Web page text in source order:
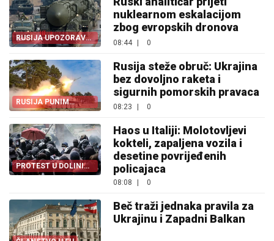
RUSIJA UPOZORAVA
EVROPU
nuklearnom eskalacijom
zbog evropskih dronova
08:44 | 0
RUSIJA PUNIM
KAPACITETOM
Rusija steže obruč: Ukrajina
bez dovoljno raketa i
sigurnih pomorskih pravaca
08:23 0
PROTEST U DOLINI
SUZE
Haos u Italiji: Molotovljevi
kokteli, zapaljena vozila i
desetine povrijeđenih
policajaca
08:08 0
Beč traži jednaka pravila za
Ukrajinu i Zapadni Balkan